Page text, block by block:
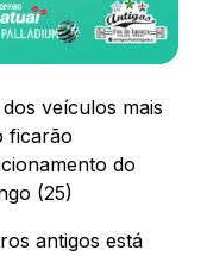
veículos mais
ficarão
do
(25)
antigos está